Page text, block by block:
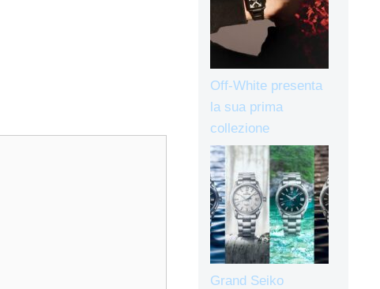
Off-White presenta
la sua prima
collezione
Grand Seiko